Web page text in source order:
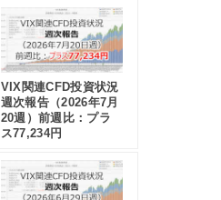
VIX関連CFD投資状況
週次報告（2026年7月
20週）前週比：プラ
ス77,234円